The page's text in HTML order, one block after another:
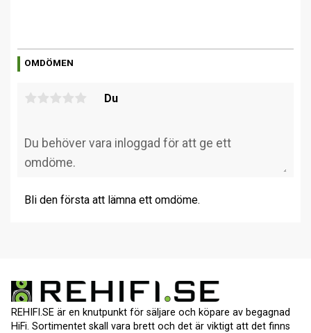
OMDÖMEN
Du
Bli den första att lämna ett omdöme.
REHIFI.SE är en knutpunkt för säljare och köpare av begagnad
HiFi. Sortimentet skall vara brett och det är viktigt att det finns